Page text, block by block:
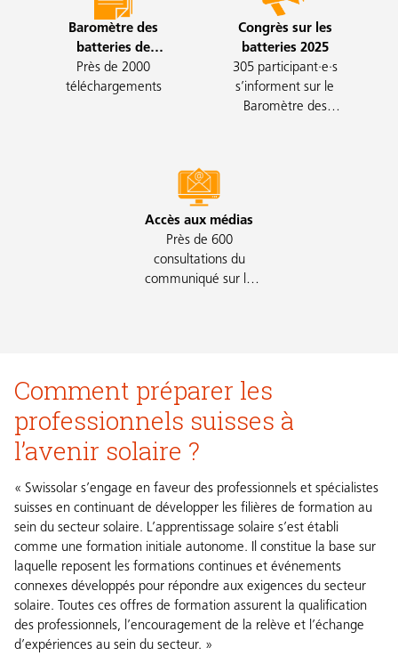
Baromètre des
batteries de
stockage en Suisse
2025
Près de 2000
téléchargements
Congrès sur les
batteries 2025
305 participant·e·s
s’informent sur le
Baromètre des
Accès aux médias
Près de 600
consultations du
communiqué sur le
Comment préparer les
professionnels suisses à
l’avenir solaire ?
« Swissolar s’engage en faveur des professionnels et spécialistes
suisses en continuant de développer les filières de formation au
sein du secteur solaire. L’apprentissage solaire s’est établi
comme une formation initiale autonome. Il constitue la base sur
laquelle reposent les formations continues et événements
connexes développés pour répondre aux exigences du secteur
solaire. Toutes ces offres de formation assurent la qualification
des professionnels, l’encouragement de la relève et l’échange
d’expériences au sein du secteur. »